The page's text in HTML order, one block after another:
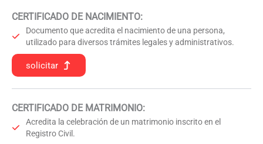
CERTIFICADO DE NACIMIENTO:
Documento que acredita el nacimiento de una persona,
utilizado para diversos trámites legales y administrativos.
solicitar
CERTIFICADO DE MATRIMONIO:
Acredita la celebración de un matrimonio inscrito en el
Registro Civil.